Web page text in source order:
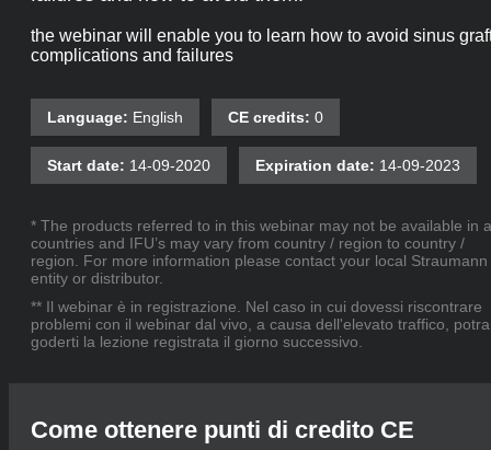
the webinar will enable you to learn how to avoid sinus
complications and failures
Language: English CE credits: 0
Start date: 14-09-2020 Expiration date: 14-09-2023
* The products referred to in this webinar may not be available in
countries and IFU’s may vary from country / region to country /
region. For more information please contact your local Straumann
entity or distributor.
** Il webinar è in registrazione. Nel caso in cui dovessi riscontrare
problemi con il webinar dal vivo, a causa dell'elevato traffico,
goderti la lezione registrata il giorno successivo.
Come ottenere punti di credito CE